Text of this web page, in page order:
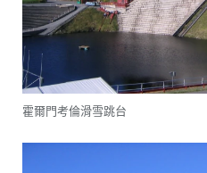
霍爾門考倫滑雪跳台